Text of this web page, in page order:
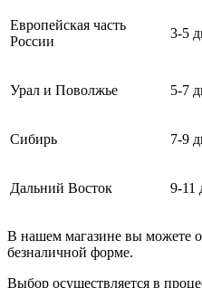
Европейская часть
России
3-5
Урал и Поволжье 5-7
Сибирь 7-9
Дальний Восток 9-11
В нашем магазине вы можете
безналичной форме.
Выбор осуществляется в